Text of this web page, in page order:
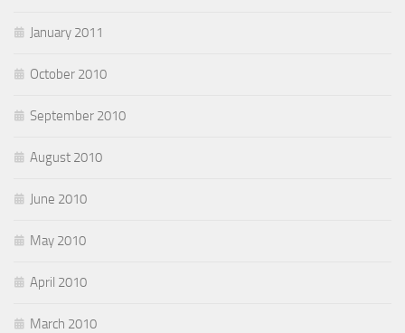
January 2011
October 2010
September 2010
August 2010
June 2010
May 2010
April 2010
March 2010